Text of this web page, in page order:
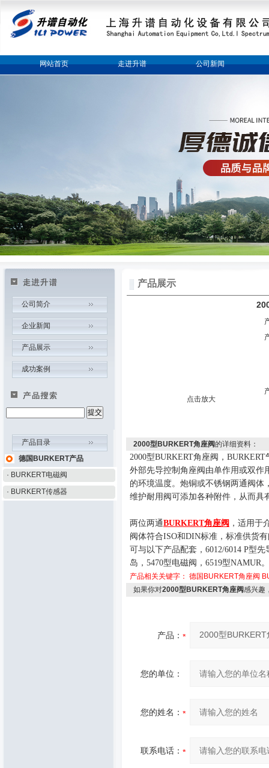
网站首页 走进升谱 公司新闻
公司简介
企业新闻
产品展示
成功案例
产品目录
德国BURKERT产品
· BURKERT电磁阀
· BURKERT传感器
产品展示
点击放大
2000型BURKERT角座阀的详细资料：
2000型BURKERT角座阀，BURKERT
外部先导控制角座阀由单作用或双作
的环境温度。炮铜或不锈钢两通阀
维护耐用阀可添加各种附件，从而具
两位两通BURKERT角座阀 ，适用于
阀体符合ISO和DIN标准，标准供货
可与以下产品配套，6012/6014 P型
岛，5470型电磁阀，6519型NAMUR。
产品相关关键字： 德国BURKERT角座阀
如果你对2000型BURKERT角座阀感兴趣
产品：
您的单位：
您的姓名：
联系电话：